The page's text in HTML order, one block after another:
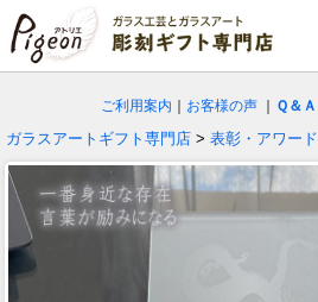
ご利用案内 お客様の声 Ｑ＆Ａ
ガラスアートギフト専門店 > 表彰・アワード